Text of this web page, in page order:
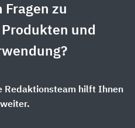
Fragen zu
und
Redaktionsteam hilft Ihnen